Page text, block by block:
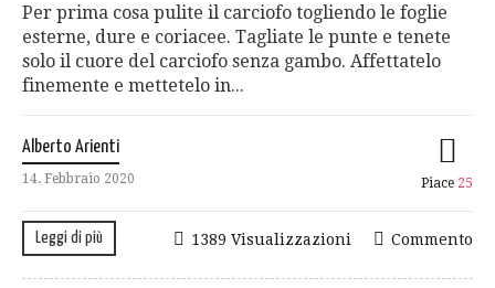
Per prima cosa pulite il carciofo togliendo le foglie
esterne, dure e coriacee. Tagliate le punte e tenete
solo il cuore del carciofo senza gambo. Affettatelo
finemente e mettetelo in...
Alberto Arienti
14. Febbraio 2020 Piace 25
Leggi di più Commento
1389 Visualizzazioni